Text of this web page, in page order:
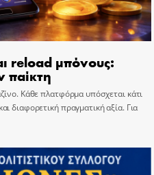
reload μπόνους:
παίκτη
Κάθε πλατφόρμα υπόσχεται κάτι
διαφορετική πραγματική αξία. Για